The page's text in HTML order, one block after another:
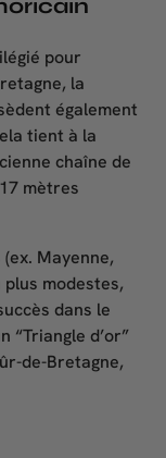
pour
la
également
tient à la
chaîne de
mètres
Mayenne,
plus modestes,
dans le
“Triangle d’or”
de-Bretagne,